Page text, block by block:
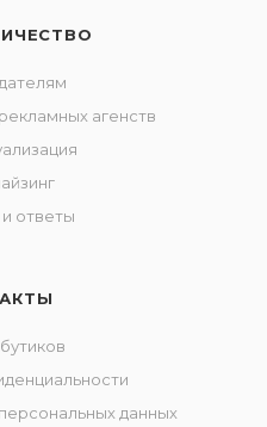
агенств
ответы
данных